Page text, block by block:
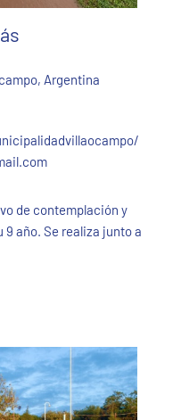
Argentina
de contemplación y
año. Se realiza junto a